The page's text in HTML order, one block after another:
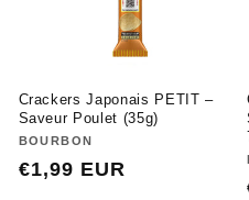
Crackers Japonais PETIT –
Saveur Poulet (35g)
Fournisseur :
BOURBON
Prix
€1,99 EUR